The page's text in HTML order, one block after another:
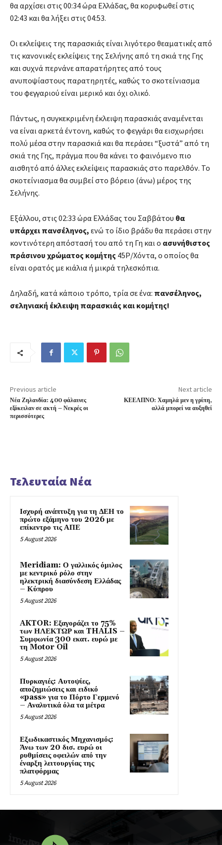
θα αρχίσει στις 00:34 ώρα Ελλάδας, θα κορυφωθεί στις
02:43 και θα λήξει στις 04:53.
Οι εκλείψεις της παρασκιάς είναι λιγότερο θεαματικές από
τις κανονικές εκλείψεις της Σελήνης από τη σκιά της Γης
και συχνά περνάνε απαρατήρητες από τους
ανυποψίαστους παρατηρητές, καθώς το σκοτείνιασμα
του φεγγαριού είναι μερικό και όχι ολικό.
Πάντως, η συγκεκριμένη έκλειψη παρασκιάς αναμένεται
να είναι αρκετά έντονη, καθώς το φεγγάρι θα εισχωρήσει
πολύ μέσα στην παρασκιά και θα περάσει “ξυστά” από τη
σκιά της Γης, πράγμα που θα κάνει το φαινόμενο πιο
αισθητό από άλλες εκλείψεις παρασκιάς στο παρελθόν. Το
σκοτείνιασμα θα συμβεί στο βόρειο (άνω) μέρος της
Σελήνης.
Εξάλλου, στις 02:33 ώρα Ελλάδας του Σαββάτου θα
υπάρχει πανσέληνος, ενώ το ίδιο βράδυ θα περάσει στην
κοντινότερη απόστασή του από τη Γη και ο ασυνήθιστος
πράσινου χρώματος κομήτης 45Ρ/Χόντα, ο οποίος θα
είναι ορατός με κιάλια ή μικρά τηλεσκόπια.
Δηλαδή, κατά κάποιο τρόπο, τρία σε ένα: πανσέληνος,
σεληνιακή έκλειψη παρασκιάς και κομήτης!
Previous article
Νέα Ζηλανδία: 400 φάλαινες
εξόκειλαν σε ακτή – Νεκρές οι
περισσότερες
Next article
ΚΕΕΛΠΝΟ: Χαμηλά μεν η γρίπη,
αλλά μπορεί να αυξηθεί
Τελευταία Νέα
Ισχυρή ανάπτυξη για τη ΔΕΗ το
πρώτο εξάμηνο του 2026 με
επίκεντρο τις ΑΠΕ
5 August 2026
Meridiam: Ο γαλλικός όμιλος
με κεντρικό ρόλο στην
ηλεκτρική διασύνδεση Ελλάδας
– Κύπρου
5 August 2026
AKTOR: Εξαγοράζει το 75%
των ΗΛΕΚΤΩΡ και THALIS –
Συμφωνία 300 εκατ. ευρώ με
τη Motor Oil
5 August 2026
Πυρκαγιές: Αυτοψίες,
αποζημιώσεις και ειδικό
«pass» για το Πόρτο Γερμενό
– Αναλυτικά όλα τα μέτρα
5 August 2026
Εξωδικαστικός Μηχανισμός:
Άνω των 20 δισ. ευρώ οι
ρυθμίσεις οφειλών από την
έναρξη λειτουργίας της
πλατφόρμας
5 August 2026